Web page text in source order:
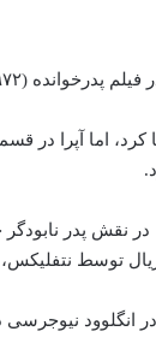
(۱۹۷۲) تست داد.
کرد، اما آپرا
نتفلیکس، در سال